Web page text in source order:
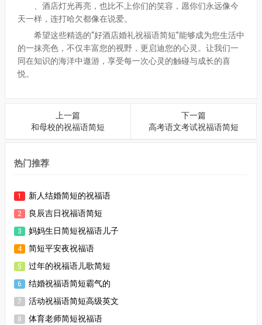
、酒店灯光再亮，也比不上你们的笑容，愿你们永远像今
天一样，连打哈欠都像在说爱。
希望这些精选的“好酒店婚礼祝福语简短”能够成为您生活中
的一抹亮色，不仅丰富您的视野，更启迪您的心灵。让我们一
同在知识的海洋中遨游，享受每一次心灵的触碰与成长的喜
悦。
上一篇
和母校的祝福语简短
下一篇
高考语文考试祝福语简短
热门推荐
1 新人结婚简短的祝福语
2 良辰吉日祝福语简短
3 妈妈生日简短祝福语儿子
4 简短平安夜祝福语
5 过年的祝福语儿歌简短
6 结婚祝福语简短霸气的
7 活动祝福语简短高级英文
8 体育老师简短祝福语